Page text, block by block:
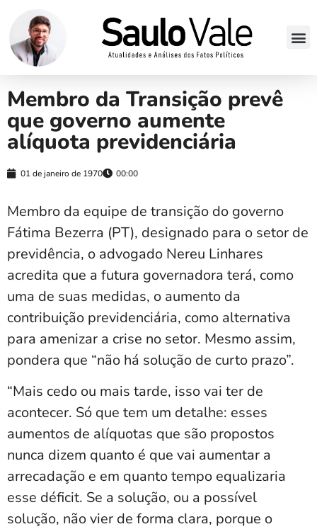
Membro da Transição prevê
que governo aumente
alíquota previdenciária
01 de janeiro de 1970 00:00
Membro da equipe de transição do governo
Fátima Bezerra (PT), designado para o setor de
previdência, o advogado Nereu Linhares
acredita que a futura governadora terá, como
uma de suas medidas, o aumento da
contribuição previdenciária, como alternativa
para amenizar a crise no setor. Mesmo assim,
pondera que “não há solução de curto prazo”.
“Mais cedo ou mais tarde, isso vai ter de
acontecer. Só que tem um detalhe: esses
aumentos de alíquotas que são propostos
nunca dizem quanto é que vai aumentar a
arrecadação e em quanto tempo equalizaria
esse déficit. Se a solução, ou a possível
solução, não vier de forma clara, porque o